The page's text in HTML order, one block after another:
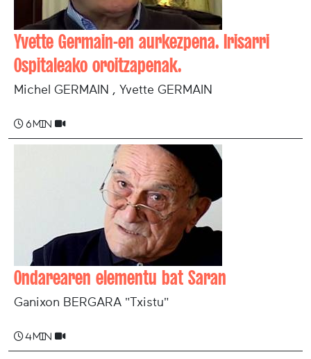
Yvette Germain-en aurkezpena. Irisarri
Ospitaleako oroitzapenak.
Michel GERMAIN , Yvette GERMAIN
6 min
Ondarearen elementu bat Saran
Ganixon BERGARA "Txistu"
4 min